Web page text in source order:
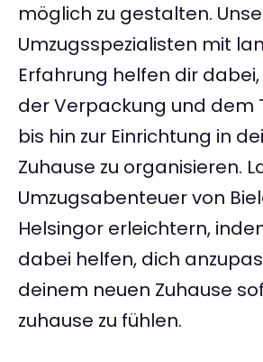
möglich zu gestalten.
Umzugsspezialisten mit
Erfahrung helfen dir
der Verpackung und dem
bis hin zur Einrichtung in
Zuhause zu organisieren.
Umzugsabenteuer von
Helsingor erleichtern,
dabei helfen, dich
deinem neuen Zuhause
zuhause zu fühlen.